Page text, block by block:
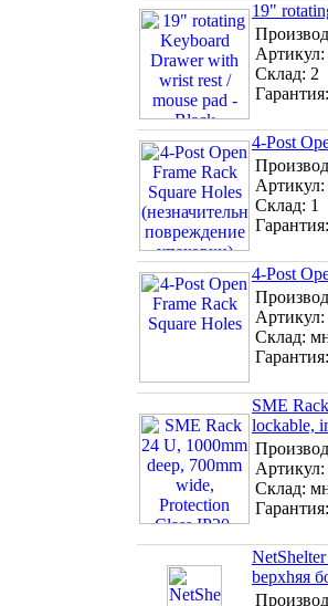
19"
Артикул:
Склад: 2
4-Post
Артикул:
Склад: 1
4-Post
Артикул:
Склад:
SME
lockable,
Артикул:
Склад:
bepxhяя